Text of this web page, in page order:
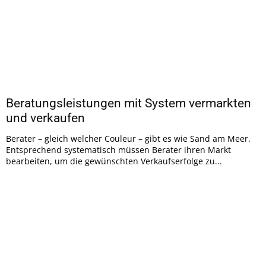
Beratungsleistungen mit System vermarkten
und verkaufen
Berater – gleich welcher Couleur – gibt es wie Sand am Meer.
Entsprechend systematisch müssen Berater ihren Markt
bearbeiten, um die gewünschten Verkaufserfolge zu...